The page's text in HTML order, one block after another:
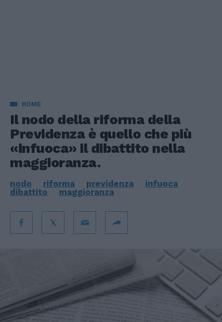
HOME
Il nodo della riforma della
Previdenza è quello che più
«infuoca» il dibattito nella
maggioranza.
nodo riforma previdenza
infuoca
dibattito
maggioranza